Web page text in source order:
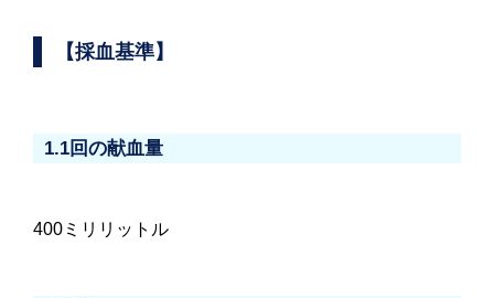
【採血基準】
1.1回の献血量
400ミリリットル